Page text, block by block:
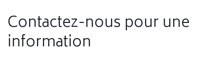
Contactez-nous pour une
information